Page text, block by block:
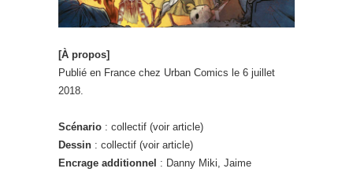
[À propos]
Publié en France chez Urban Comics le 6 juillet
2018.
Scénario : collectif (voir article)
Dessin : collectif (voir article)
Encrage additionnel : Danny Miki, Jaime